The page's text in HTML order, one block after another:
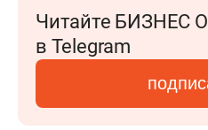
Читайте БИЗНЕС
в Telegram